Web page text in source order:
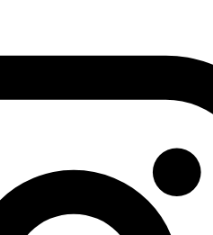
y estables.
consecuencia de las
como Túnez, Egipto,
2016, solo el 36% de los
mundo árabe esté en mejor
populares frente al 72%